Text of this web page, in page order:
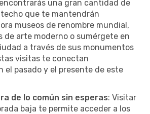
una gran cantidad de
que te mantendrán
museos de renombre mundial,
de arte moderno o sumérgete en
a través de sus monumentos
visitas te conectan
el pasado y el presente de este
de lo común sin esperas: Visitar
baja te permite acceder a los